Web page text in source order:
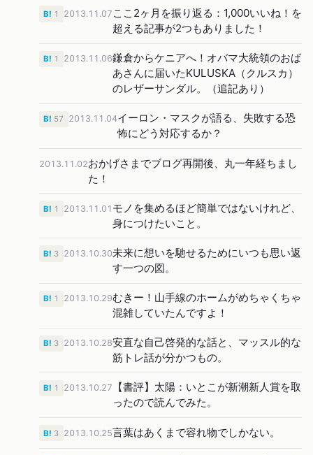
2013.11.07 ここ2ヶ月を振り返る：1,000いいね！を
超える記事が2つもありました！
B! 1
2013.11.06鎌倉からケニアへ！オバマ大統領のおば
あさんに届いたKULUSKA（クルスカ）
のレザーサンダル。（追記あり）
B! 1
2013.11.04イーロン・マスクが語る、失敗する恐
怖にどう対応するか？
B! 57
2013.11.02おかげさまでブログ再開後、丸一年経ちまし
た！
2013.11.01 モノを集めるほど簡単ではないけれど、
身につけたいこと。
B! 1
2013.10.30未来に想いを馳せるためにいつも思い返
す一つの図。
B! 3
2013.10.29むきー！山手線のホームがめちゃくちゃ
混雑していたんですよ！
B! 1
2013.10.28安直な自己啓発的な話と、マッスル的な
筋トレ話が分かつもの。
B! 3
2013.10.27
【書評】太陽：いとこが新潮新人賞を取
ったので読んでみた。
B! 1
2013.10.25言葉はあくまで容れ物でしかない。
B! 3